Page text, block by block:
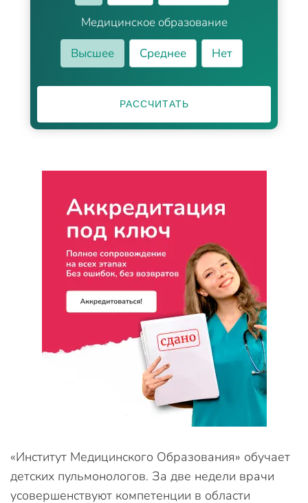
Медицинское образование
Высшее
Среднее Нет
РАССЧИТАТЬ
«Институт Медицинского Образования» обучает
детских пульмонологов. За две недели врачи
усовершенствуют компетенции в области